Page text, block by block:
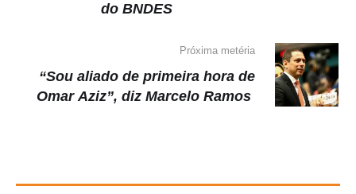
do BNDES
Próxima metéria
“Sou aliado de primeira hora de
Omar Aziz”, diz Marcelo Ramos